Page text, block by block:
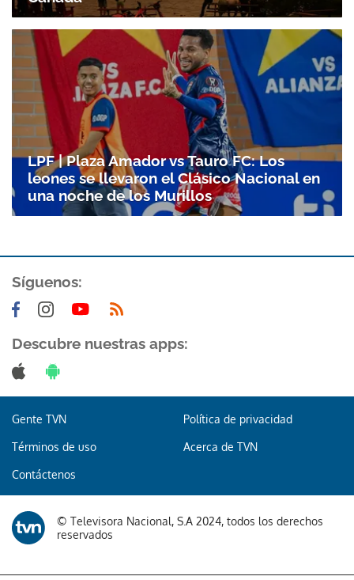
Gracias por suscribirte a nuestro boletín.
ACEPTAR
LPF | Plaza Amador vs Tauro FC: Los
leones se llevaron el Clásico Nacional en
una noche de los Murillos
Síguenos:
Descubre nuestras apps:
Gente TVN Política de privacidad
Términos de uso Acerca de TVN
Contáctenos
© Televisora Nacional, S.A 2024, todos los derechos
reservados